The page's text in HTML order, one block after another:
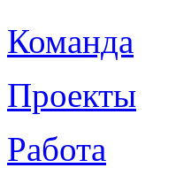
Команда
Проекты
Работа